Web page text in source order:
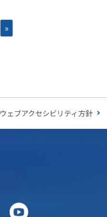
»
ウェブアクセシビリティ方針